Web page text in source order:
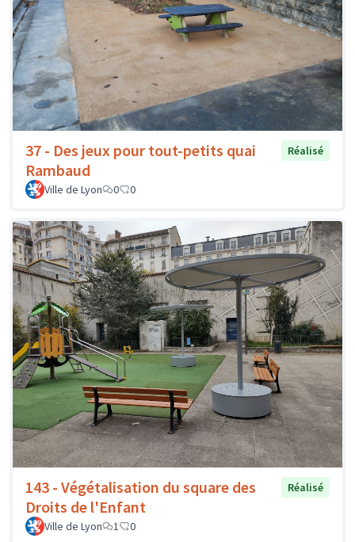
37 - Des jeux pour tout-petits quai
Rambaud
Réalisé
Ville de Lyon 0 0
143 - Végétalisation du square des
Droits de l'Enfant
Réalisé
Ville de Lyon 1 0